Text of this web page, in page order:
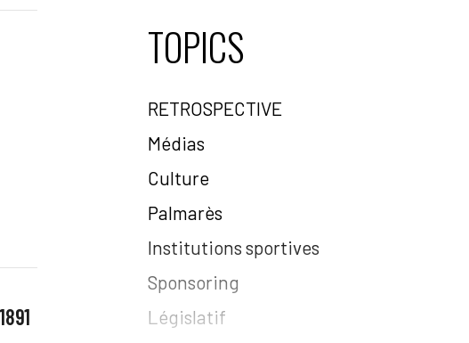
TOPICS
RETROSPECTIVE
Médias
Culture
Palmarès
Institutions sportives
Sponsoring
Législatif